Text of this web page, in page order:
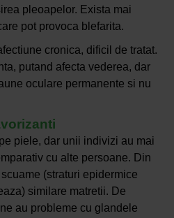
pleoapelor. Exista mai
pot provoca blefarita.
cronica, dificil de tratat.
putand afecta vederea, dar
oculare permanente si nu
piele, dar unii indivizi au mai
cu alte persoane. Din
(straturi epidermice
similare matretii. De
au probleme cu glandele